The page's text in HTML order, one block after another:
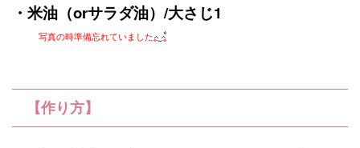
・米油（orサラダ油）/大さじ1
写真の時準備忘れていました
【作り方】